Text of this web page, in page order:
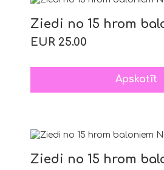
Ziedi no 15 hrom
EUR 25.00
Apskatīt
Ziedi no 15 hrom